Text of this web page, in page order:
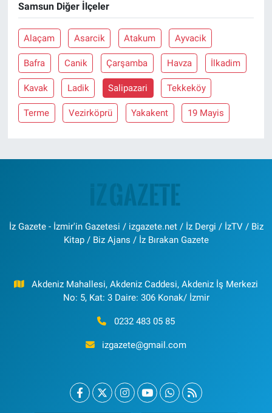
Samsun Diğer İlçeler
Alaçam Asarcik Atakum Ayvacik
Bafra Canik Çarşamba Havza İlkadim
Kavak Ladik Salipazari Tekkeköy
Terme Vezirköprü Yakakent 19 Mayis
İz Gazete - İzmir'in Gazetesi / izgazete.net / İz Dergi / İzTV / Biz
Kitap / Biz Ajans / İz Bırakan Gazete
Akdeniz Mahallesi, Akdeniz Caddesi, Akdeniz İş Merkezi
No: 5, Kat: 3 Daire: 306 Konak/ İzmir
0232 483 05 85
izgazete@gmail.com